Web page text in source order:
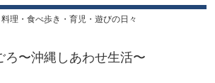
理・食べ歩き・育児・遊びの日々
ろ〜沖縄しあわせ生活〜